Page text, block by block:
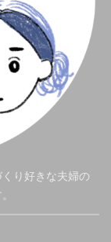
り好きな夫婦の